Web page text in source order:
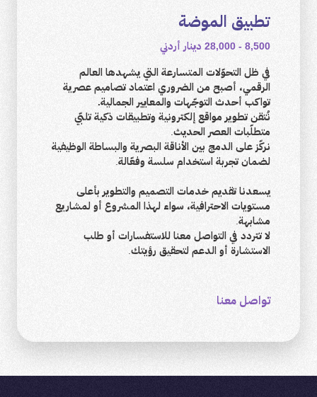
تطبيق الموضة
8,500 - 28,000 دينار أردني
في ظل التحوّلات المتسارعة التي يشهدها العالم
الرقمي، أصبح من الضروري اعتماد تصاميم عصرية
تواكب أحدث التوجّهات والمعايير الجمالية.
نُتقن تطوير مواقع إلكترونية وتطبيقات ذكية تلبّي
متطلّبات العصر الحديث.
نركّز على الدمج بين الأناقة البصرية والبساطة الوظيفية
لضمان تجربة استخدام سلسة وفعّالة.
يسعدنا تقديم خدمات التصميم والتطوير بأعلى
مستويات الاحترافية، سواء لهذا المشروع أو لمشاريع
مشابهة.
لا تتردد في التواصل معنا للاستفسارات أو طلب
الاستشارة أو الدعم لتحقيق رؤيتك.
تواصل معنا